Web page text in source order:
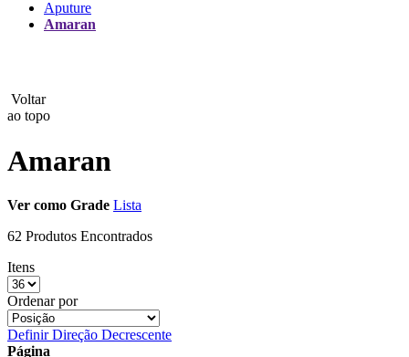
MAMEN
Nanlite
NEEWER
Photo Facility
Aputure
Amaran
Voltar
ao topo
Amaran
Ver como Grade Lista
62 Produtos Encontrados
Itens
Ordenar por
Definir Direção Decrescente
Página